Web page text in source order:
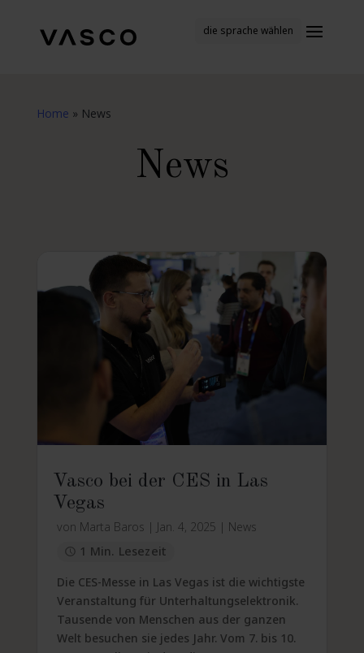
die sprache wählen
Home » News
News
Vasco bei der CES in Las
Vegas
von Marta Baros | Jan. 4, 2025 | News
1 Min. Lesezeit
Die CES-Messe in Las Vegas ist die wichtigste
Veranstaltung für Unterhaltungselektronik.
Tausende von Menschen aus der ganzen
Welt besuchen sie jedes Jahr. Vom 7. bis 10.